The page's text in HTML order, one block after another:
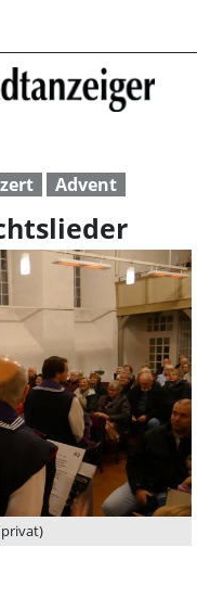
und
Advent